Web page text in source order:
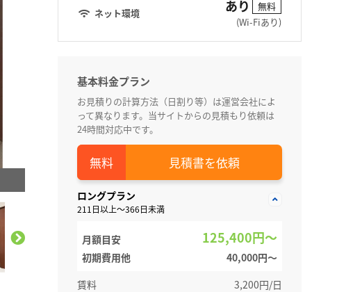
ネット環境 あり
無料
(Wi-Fiあり)
基本料金プラン
お見積りの計算方法（日割り等）は運営会社によ
って異なります。当サイトからの見積もり依頼は
24時間対応中です。
見積書を依頼
ロングプラン
211日以上～366日未満
月額目安 125,400円～
初期費用他
40,000円〜
賃料
3,200円/日